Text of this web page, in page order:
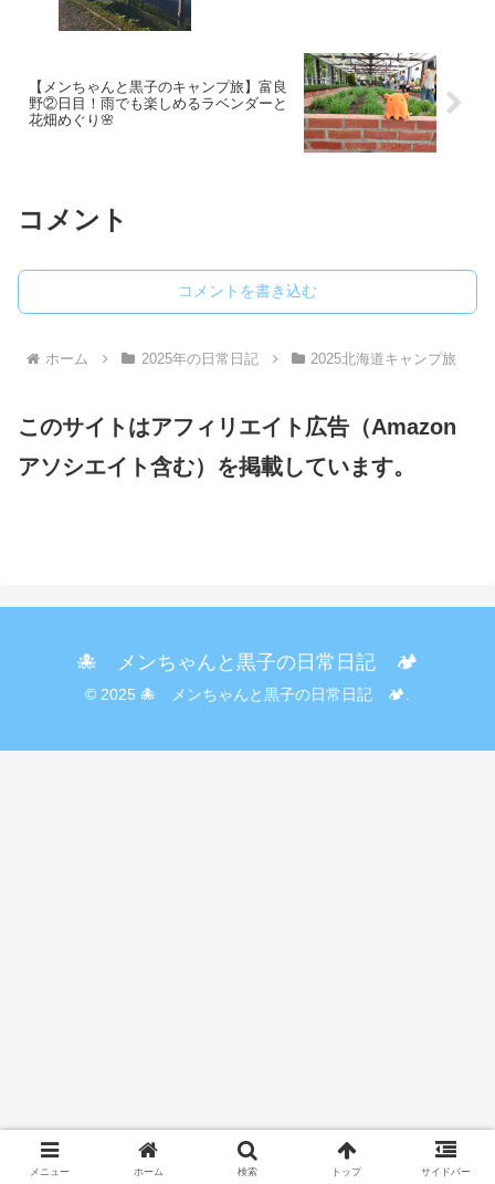
【メンちゃんと黒子のキャンプ旅】富良
野②日目！雨でも楽しめるラベンダーと
花畑めぐり🌸
コメント
コメントを書き込む
ホーム 2025年の日常日記 2025北海道キャンプ旅
このサイトはアフィリエイト広告（Amazon
アソシエイト含む）を掲載しています。
🐙 メンちゃんと黒子の日常日記 🏕️
© 2025 🐙 メンちゃんと黒子の日常日記 🏕️.
メニュー ホーム 検索 トップ サイドバー